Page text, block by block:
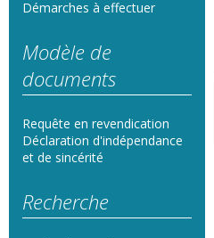
Démarches à effectuer
Modèle de
documents
Requête en revendication
Déclaration d'indépendance
et de sincérité
Recherche